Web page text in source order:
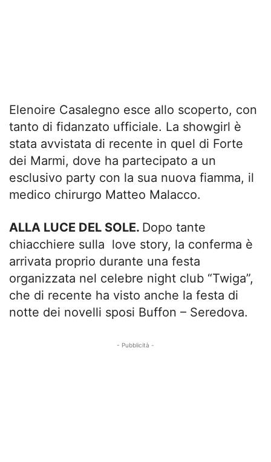
Elenoire Casalegno esce allo scoperto, con
tanto di fidanzato ufficiale. La showgirl è
stata avvistata di recente in quel di Forte
dei Marmi, dove ha partecipato a un
esclusivo party con la sua nuova fiamma, il
medico chirurgo Matteo Malacco.
ALLA LUCE DEL SOLE. Dopo tante
chiacchiere sulla love story, la conferma è
arrivata proprio durante una festa
organizzata nel celebre night club “Twiga”,
che di recente ha visto anche la festa di
notte dei novelli sposi Buffon – Seredova.
- Pubblicità -